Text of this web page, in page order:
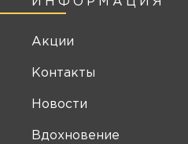
Акции
Контакты
Новости
Вдохновение